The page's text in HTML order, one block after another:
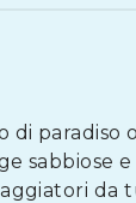
di paradiso
sabbiose e
da